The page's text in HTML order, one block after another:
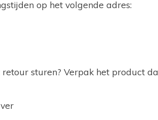
op het volgende adres:
sturen? Verpak het product